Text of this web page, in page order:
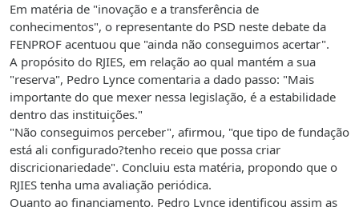
Em matéria de "inovação e a transferência de
conhecimentos", o representante do PSD neste debate da
FENPROF acentuou que "ainda não conseguimos acertar".
A propósito do RJIES, em relação ao qual mantém a sua
"reserva", Pedro Lynce comentaria a dado passo: "Mais
importante do que mexer nessa legislação, é a estabilidade
dentro das instituições."
"Não conseguimos perceber", afirmou, "que tipo de fundação
está ali configurado?tenho receio que possa criar
discricionariedade". Concluiu esta matéria, propondo que o
RJIES tenha uma avaliação periódica.
Quanto ao financiamento, Pedro Lynce identificou assim as